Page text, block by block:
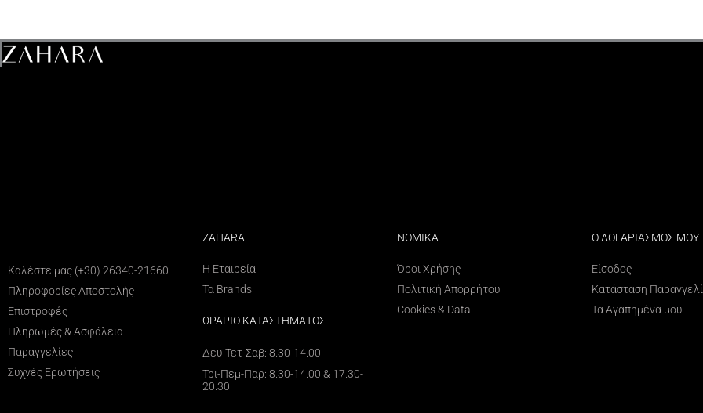
Καλέστε μας (+30) 26340-21660
Πληροφορίες Αποστολής
Επιστροφές
Πληρωμές & Ασφάλεια
Παραγγελίες
Συχνές Ερωτήσεις
ZAHARA
Η Εταιρεία
Τα Brands
ΩΡΑΡΙΟ ΚΑΤΑΣΤΗΜΑΤΟΣ
Δευ-Τετ-Σαβ: 8.30-14.00
Τρι-Πεμ-Παρ: 8.30-14.00 & 17.30-
20.30
ΝΟΜΙΚΑ
Όροι Χρήσης
Πολιτική Απορρήτου
Cookies & Data
Ο ΛΟΓΑΡΙΑΣΜΟΣ ΜΟΥ
Είσοδος
Κατάσταση
Τα Αγαπημένα μου